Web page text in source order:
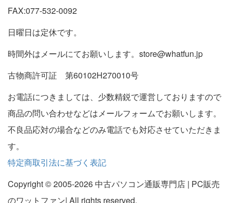
FAX:077-532-0092
日曜日は定休です。
時間外はメールにてお願いします。store@whatfun.jp
古物商許可証 第60102H270010号
お電話につきましては、少数精鋭で運営しておりますので
商品の問い合わせなどはメールフォームでお願いします。
不良品応対の場合などのみ電話でも対応させていただきま
す。
特定商取引法に基づく表記
Copyright © 2005-2026 中古パソコン通販専門店 | PC販売
のワットファン| All rights reserved.